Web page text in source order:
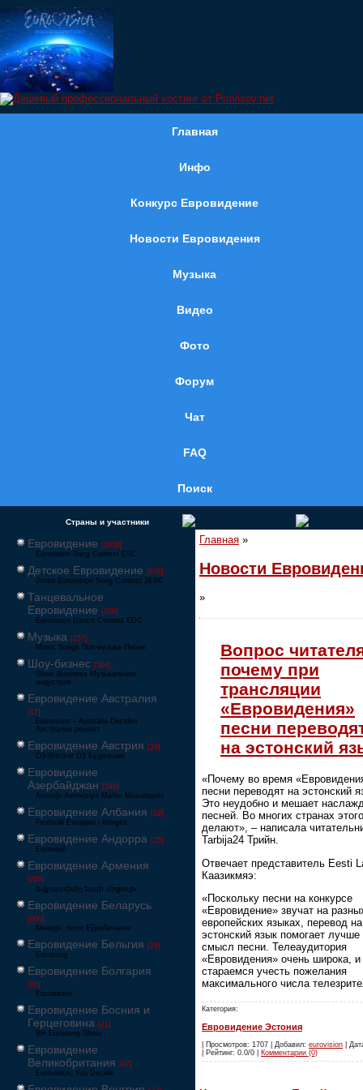
Главная
Инфо
Конкурс Евровидение
Новости Евровидения
Музыка
Видео
Фото
Форум
Чат
FAQ
Поиск
Страны и участники
Евровидение [1858]
Eurovision Song Contest ESC
Детское Евровидение [878]
Junior Eurovision Song Contest JESC
Танцевальное
Евровидение [106]
Eurovision Dance Contest EDC
Музыка [257]
Music Songs Поп-музыка Песни
Шоу-бизнес [564]
Show Business Музыкальная
индустрия
Евровидение Австралия
[17]
Eurovision – Australia Decides
Австралия решает
Евровидение Австрия [24]
Ö3-Wecker Ö3 Будильник
Евровидение
Азербайджан [549]
Avrovijn Avroviziya Mahnı Müsabiqəsi
Евровидение Албания [32]
Festivali Evropian i Këngës
Евровидение Андорра [15]
Eurovisió
Евровидение Армения
[228]
Եվրատեսիլ երգի մրցույթ
Евровидение Беларусь
[600]
Конкурс песні Еўрабачанне
Евровидение Бельгия [24]
Eurosong
Евровидение Болгария
[26]
Евровизия
Евровидение Босния и
Герцеговина [21]
BH Eurosong Show
Евровидение
Великобритания [67]
Eurovision: You Decide
Главная »
Новости
»
Вопрос
почему при
трансляции
«Евровидения»
песни
на эстонский
«Почему во время
песни переводят на эстонский
Это неудобно и мешает
песней. Во многих странах
делают», – написала
Tarbija24 Трийн.
Отвечает представитель Eesti
Каазикмяэ:
«Поскольку песни на конкурсе
«Евровидение» звучат на
европейских языках, перевод на
эстонский язык помогает лучше
смысл песни. Телеаудитория
«Евровидения» очень широка,
стараемся учесть пожелания
максимального числа
Категория:
Евровидение Эстония
| Просмотров: 1707 | Добавил: eurovision |
| Рейтинг: 0.0/0 | Комментарии (0)